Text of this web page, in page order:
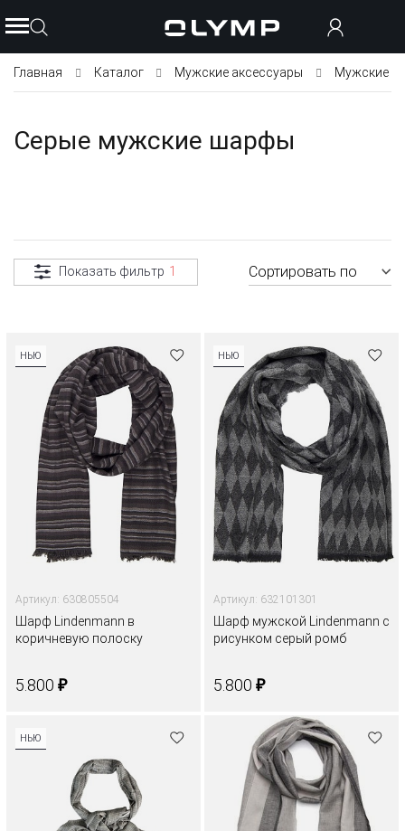
Главная Каталог Мужские аксессуары Мужские
Серые мужские шарфы
Показать фильтр 1 Сортировать по
НЬЮ
Артикул: 630805504
Шарф Lindenmann в
коричневую полоску
5.800 ₽
НЬЮ
Артикул: 632101301
Шарф мужской Lindenmann с
рисунком серый ромб
5.800 ₽
НЬЮ